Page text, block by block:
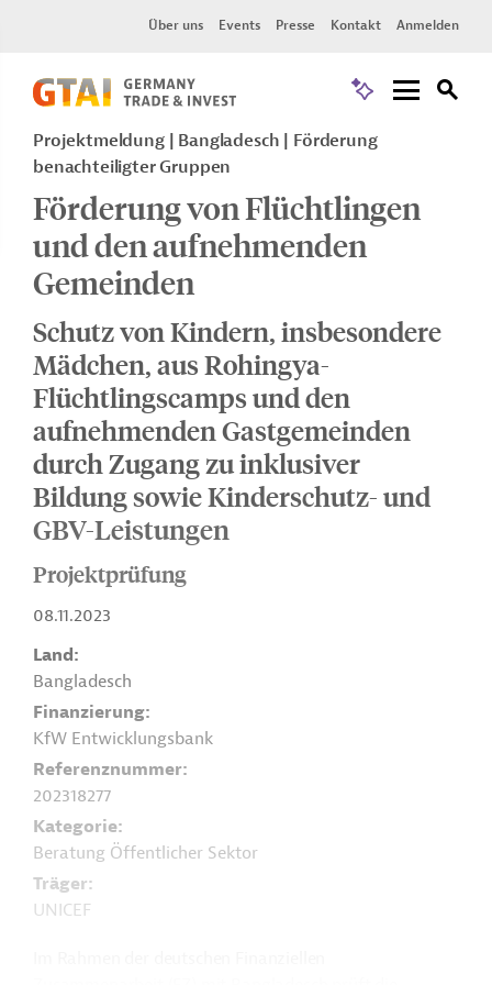
Über uns Events Presse Kontakt Anmelden
Projektmeldung Bangladesch
Förderung
benachteiligter Gruppen
Förderung von Flüchtlingen
und den aufnehmenden
Gemeinden
Schutz von Kindern, insbesondere
Mädchen, aus Rohingya-
Flüchtlingscamps und den
aufnehmenden Gastgemeinden
durch Zugang zu inklusiver
Bildung sowie Kinderschutz- und
GBV-Leistungen
Projektprüfung
08.11.2023
Land
Bangladesch
Finanzierung
KfW Entwicklungsbank
Referenznummer
202318277
Kategorie
Beratung Öffentlicher Sektor
Träger
UNICEF